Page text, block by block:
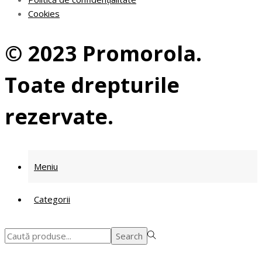
Cookies
© 2023 Promorola.
Toate drepturile
rezervate.
Meniu
Categorii
Search
for:>
Search